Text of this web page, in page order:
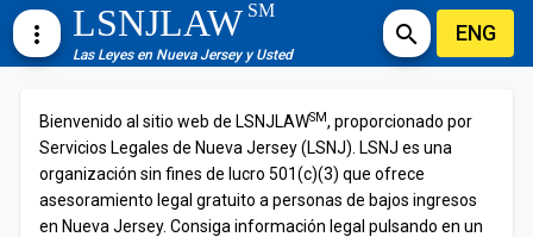
more_vert LSNJLAWSM
Las Leyes en Nueva Jersey y Usted
search ENG
Bienvenido al sitio web de LSNJLAWSM, proporcionado por
Servicios Legales de Nueva Jersey (LSNJ). LSNJ es una
organización sin fines de lucro 501(c)(3) que ofrece
asesoramiento legal gratuito a personas de bajos ingresos
en Nueva Jersey. Consiga información legal pulsando en un